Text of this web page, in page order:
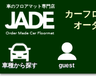
車のフロアマット専門店
カーフ
オー
車種から探す guest